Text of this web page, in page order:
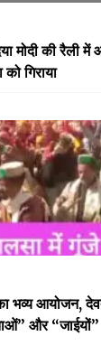
मोदी की रैली
गिराया
भव्य आयोजन,
और